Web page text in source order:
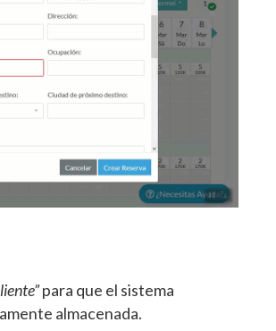
para que el sistema
almacenada.